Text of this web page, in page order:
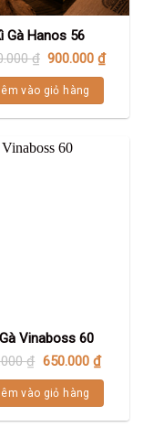
Gà Hanos 56
₫ 900.000₫
vào giỏ hàng
Vinaboss 60
₫ 650.000 ₫
vào giỏ hàng